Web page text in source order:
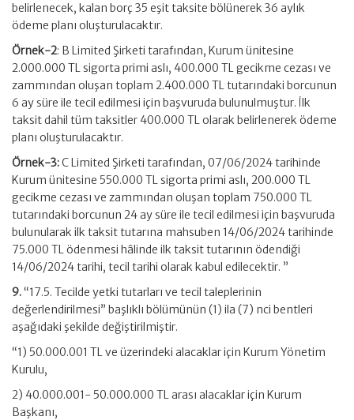
belirlenecek, kalan borç 35 eşit taksite bölünerek 36 aylık
ödeme planı oluşturulacaktır.
Örnek-2: B Limited Şirketi tarafından, Kurum ünitesine
2.000.000 TL sigorta primi aslı, 400.000 TL gecikme cezası ve
zammından oluşan toplam 2.400.000 TL tutarındaki borcunun
6 ay süre ile tecil edilmesi için başvuruda bulunulmuştur. İlk
taksit dahil tüm taksitler 400.000 TL olarak belirlenerek ödeme
planı oluşturulacaktır.
Örnek-3:C Limited Şirketi tarafından, 07/06/2024 tarihinde
Kurum ünitesine 550.000 TL sigorta primi aslı, 200.000 TL
gecikme cezası ve zammından oluşan toplam 750.000 TL
tutarındaki borcunun 24 ay süre ile tecil edilmesi için başvuruda
bulunularak ilk taksit tutarına mahsuben 14/06/2024 tarihinde
75.000 TL ödenmesi hâlinde ilk taksit tutarının ödendiği
14/06/2024 tarihi, tecil tarihi olarak kabul edilecektir. ”
9. “17.5. Tecilde yetki tutarları ve tecil taleplerinin
değerlendirilmesi” başlıklı bölümünün (1) ila (7) nci bentleri
aşağıdaki şekilde değiştirilmiştir.
“1) 50.000.001 TL ve üzerindeki alacaklar için Kurum Yönetim
Kurulu,
2) 40.000.001- 50.000.000 TL arası alacaklar için Kurum
Başkanı,